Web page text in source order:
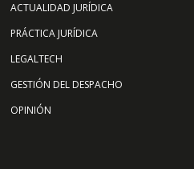
ACTUALIDAD JURÍDICA
PRÁCTICA JURÍDICA
LEGALTECH
GESTIÓN DEL DESPACHO
OPINIÓN